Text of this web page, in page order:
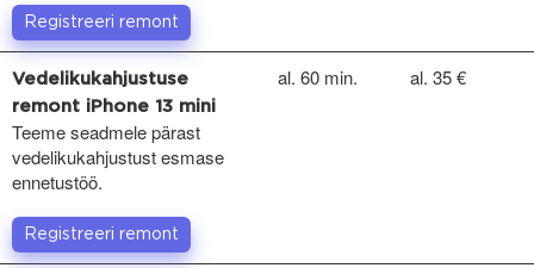
Registreeri remont
Vedelikukahjustuse
remont iPhone 13 mini
Teeme seadmele pärast
vedelikukahjustust esmase
ennetustöö.
al. 60 min. al. 35 €
Registreeri remont